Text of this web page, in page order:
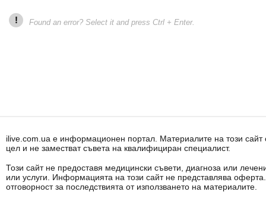
! Found an error? Select it and press Ctrl + Enter.
ilive.com.ua е информационен портал. Материалите на този
цел и не заместват съвета на квалифициран специалист.
Този сайт не предоставя медицински съвети, диагноза или
или услуги. Информацията на този сайт не представлява
отговорност за последствията от използването на материалите.